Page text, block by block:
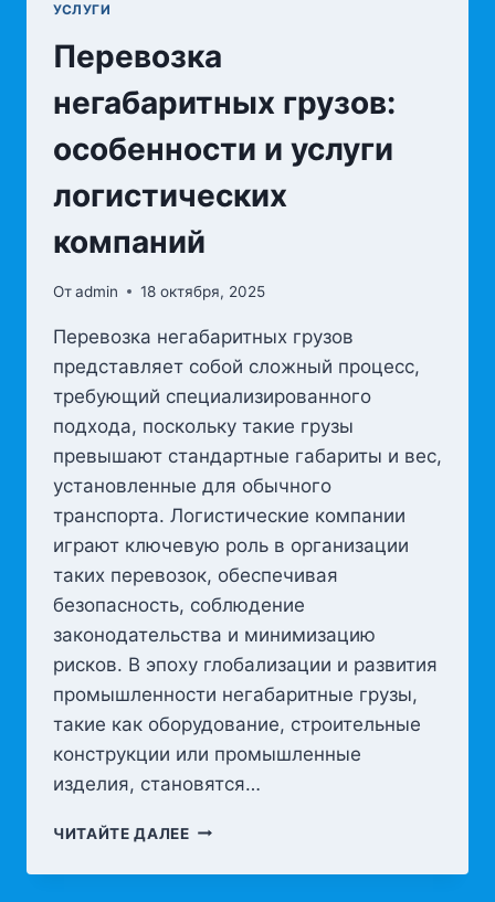
УСЛУГИ
Перевозка
негабаритных грузов:
особенности и услуги
логистических
компаний
Отadmin 18 октября, 2025
Перевозка негабаритных грузов
представляет собой сложный процесс,
требующий специализированного
подхода, поскольку такие грузы
превышают стандартные габариты и вес,
установленные для обычного
транспорта. Логистические компании
играют ключевую роль в организации
таких перевозок, обеспечивая
безопасность, соблюдение
законодательства и минимизацию
рисков. В эпоху глобализации и развития
промышленности негабаритные грузы,
такие как оборудование, строительные
конструкции или промышленные
изделия, становятся…
ЧИТАЙТЕ ДАЛЕЕПЕРЕВОЗКА
ГРУЗОВ: